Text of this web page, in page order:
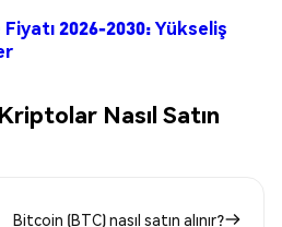
2026-2030: Yükseliş
Nasıl Satın
Bitcoin (BTC) nasıl satın alınır?